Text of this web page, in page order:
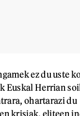
ez du uste
Euskal Herrian
ohartarazi du
krisiak, eliteen